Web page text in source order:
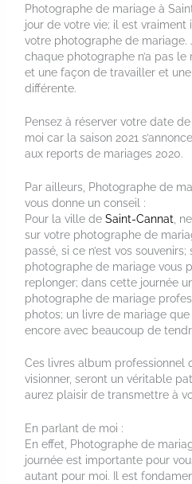
Photographe de mariage à
jour de votre vie; il est
votre photographe de mariage.
chaque photographe n’a pas
et une façon de travailler et
différente.
Pensez à réserver votre date
moi car la saison 2021
aux reports de mariages 2020.
Par ailleurs, Photographe de
vous donne un conseil :
Pour la ville deSaint-Cannat ,
sur votre photographe de
passé, si ce n’est vos
photographe de mariage vous
replonger; dans cette journée
photographe de mariage
photos; un livre de mariage
encore avec beaucoup de
Ces livres album professionnel
visionner, seront un véritable
aurez plaisir de transmettre à
En parlant de moi :
En effet, Photographe de
journée est importante pour
autant pour moi. Il est